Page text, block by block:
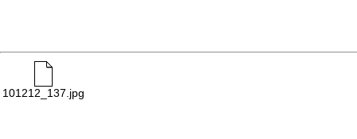
101212_137.jpg